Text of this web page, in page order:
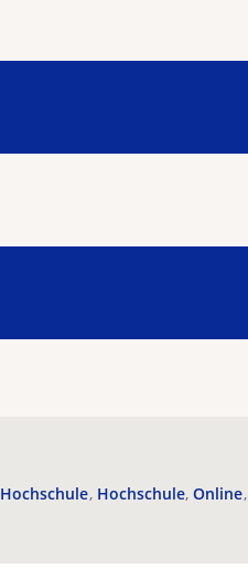
Hochschule Hochschule Online